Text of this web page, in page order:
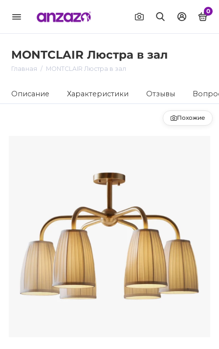
0
MONTCLAIR Люстра в зал
Главная MONTCLAIR Люстра в зал
Описание Характеристики Отзывы
Похожие